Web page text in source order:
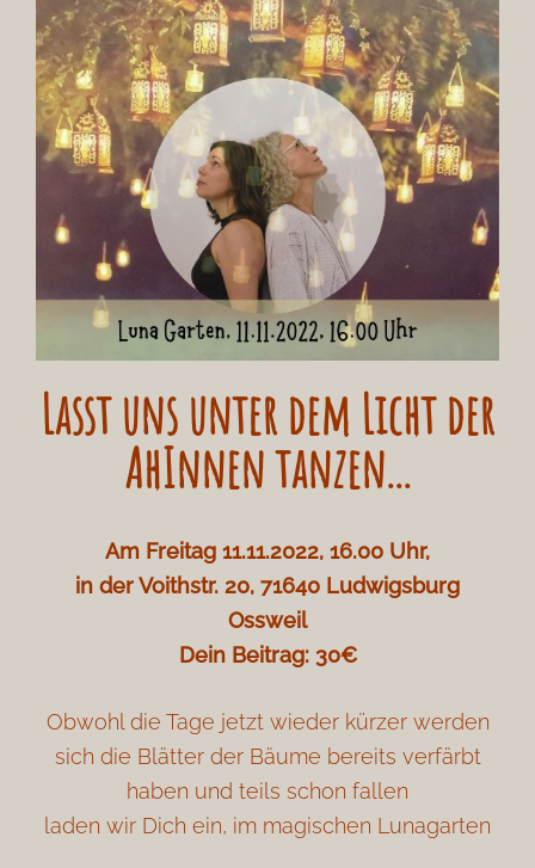
Lasst uns unter dem Licht der
AhInnen tanzen...
Am Freitag 11.11.2022, 16.00 Uhr,
in der Voithstr. 20, 71640 Ludwigsburg
Ossweil
Dein Beitrag: 30€
Obwohl die Tage jetzt wieder kürzer werden
sich die Blätter der Bäume bereits verfärbt
haben und teils schon fallen
laden wir Dich ein, im magischen Lunagarten